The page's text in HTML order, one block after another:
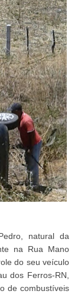
natural da
na Rua Mano
do seu veículo
dos Ferros-RN,
de combustíveis